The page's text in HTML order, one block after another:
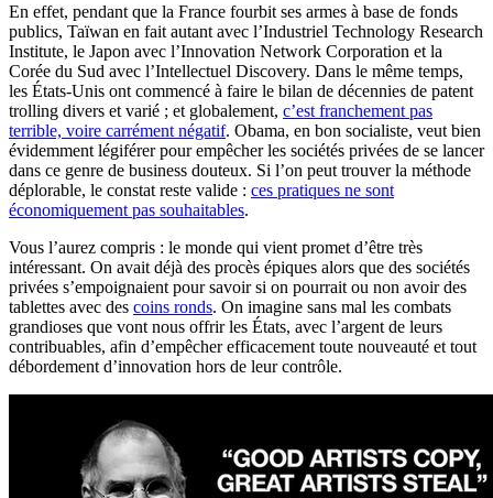
En effet, pendant que la France fourbit ses armes à base de fonds
publics, Taïwan en fait autant avec l’Industriel Technology Research
Institute, le Japon avec l’Innovation Network Corporation et la
Corée du Sud avec l’Intellectuel Discovery. Dans le même temps,
les États-Unis ont commencé à faire le bilan de décennies de patent
trolling divers et varié ; et globalement, c’est franchement pas
terrible, voire carrément négatif. Obama, en bon socialiste, veut bien
évidemment légiférer pour empêcher les sociétés privées de se lancer
dans ce genre de business douteux. Si l’on peut trouver la méthode
déplorable, le constat reste valide : ces pratiques ne sont
économiquement pas souhaitables.
Vous l’aurez compris : le monde qui vient promet d’être très
intéressant. On avait déjà des procès épiques alors que des sociétés
privées s’empoignaient pour savoir si on pourrait ou non avoir des
tablettes avec des coins ronds. On imagine sans mal les combats
grandioses que vont nous offrir les États, avec l’argent de leurs
contribuables, afin d’empêcher efficacement toute nouveauté et tout
débordement d’innovation hors de leur contrôle.